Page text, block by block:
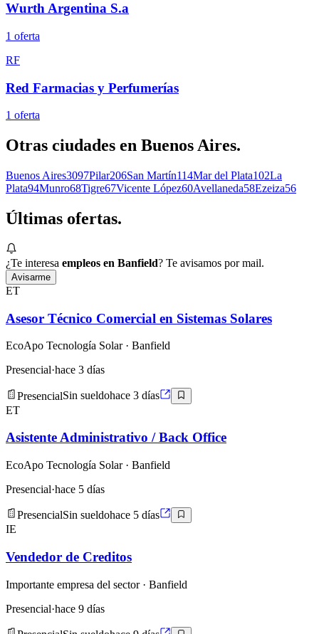
Wurth Argentina S.a
1 oferta
RF
Red Farmacias y Perfumerías
1 oferta
Otras ciudades en Buenos Aires.
Buenos Aires3097Pilar206San Martín114Mar del Plata102La
Plata94Munro68Tigre67Vicente López60Avellaneda58Ezeiza56
Últimas ofertas.
¿Te interesa empleos en Banfield? Te avisamos por mail.
Avisarme
ET
Asesor Técnico Comercial en Sistemas Solares
EcoApo Tecnología Solar· Banfield
Presencial·hace 3 días
PresencialSin sueldohace 3 días
ET
Asistente Administrativo / Back Office
EcoApo Tecnología Solar· Banfield
Presencial·hace 5 días
PresencialSin sueldohace 5 días
IE
Vendedor de Creditos
Importante empresa del sector· Banfield
Presencial·hace 9 días